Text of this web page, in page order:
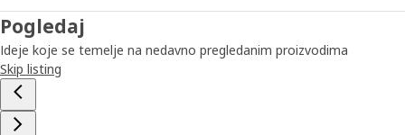
Pogledaj
Ideje koje se temelje na nedavno pregledanim proizvodima
Skip listing